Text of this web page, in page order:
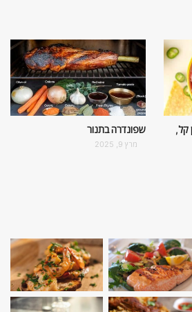
קל,
שפונדרה בתנור
מרץ 9, 2025